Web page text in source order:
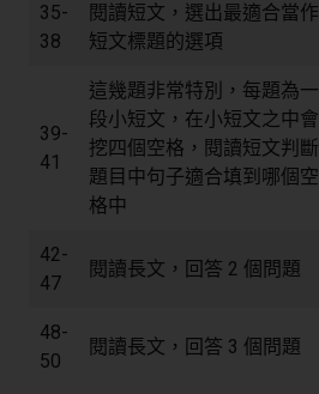
35-
38
閱讀短文，選出最適合當作
短文標題的選項
39-
41
這幾題非常特別，每題為一
段小短文，在小短文之中會
挖四個空格，閱讀短文判斷
題目中句子適合填到哪個空
格中
42-
47
閱讀長文，回答 2 個問題
48-
50
閱讀長文，回答 3 個問題